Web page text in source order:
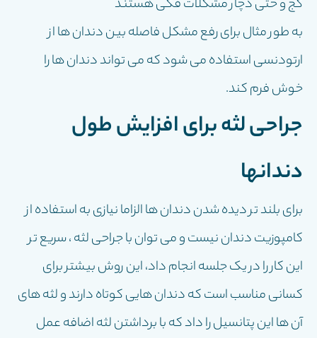
کج و حتی دچار مشکلات فکی هستند
به طور مثال برای رفع مشکل فاصله بین دندان ها از
ارتودنسی استفاده می شود که می تواند دندان ها را
خوش فرم کند.
جراحی لثه برای افزایش طول
دندانها
برای بلند تر دیده شدن دندان ها الزاما نیازی به استفاده از
کامپوزیت دندان نیست و می توان با جراحی لثه ، سریع تر
این کار را در یک جلسه انجام داد، این روش بیشتر برای
کسانی مناسب است که دندان هایی کوتاه دارند و لثه های
آن ها این پتانسیل را داد که با برداشتن لثه اضافه عمل